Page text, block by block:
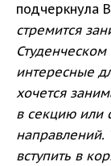
подчеркнула
стремится
интересные
хочется
в секцию или
направлений.
вступить в